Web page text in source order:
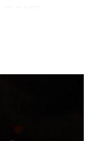
SLAYER, DE